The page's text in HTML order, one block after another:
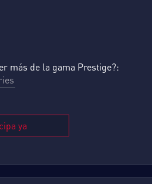
más de la gama Prestige?:
ya